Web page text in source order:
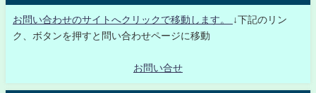
お問い合わせのサイトへクリックで移動します。
↓下記のリン
ク、ボタンを押すと問い合わせページに移動
お問い合せ